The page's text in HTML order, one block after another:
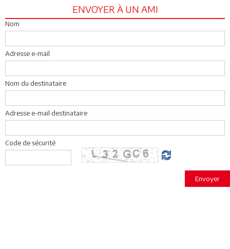
ENVOYER À UN AMI
Nom
Adresse e-mail
Nom du destinataire
Adresse e-mail destinataire
Code de sécurité
Envoyer